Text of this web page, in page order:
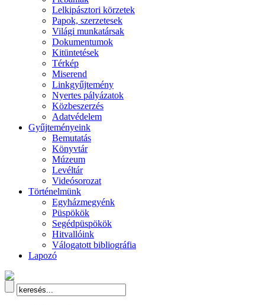
Lelkipásztori körzetek
Papok, szerzetesek
Világi munkatársak
Dokumentumok
Kitüntetések
Térkép
Miserend
Linkgyűjtemény
Nyertes pályázatok
Közbeszerzés
Adatvédelem
Gyűjteményeink
Bemutatás
Könyvtár
Múzeum
Levéltár
Videósorozat
Történelmünk
Egyházmegyénk
Püspökök
Segédpüspökök
Hitvallóink
Válogatott bibliográfia
Lapozó